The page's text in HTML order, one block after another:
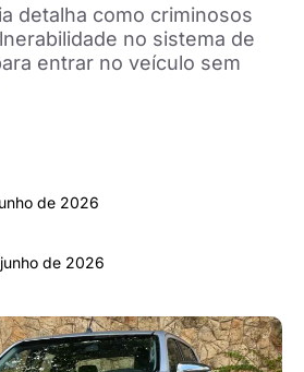
detalha como criminosos
no sistema de
entrar no veículo sem
de 2026
de 2026